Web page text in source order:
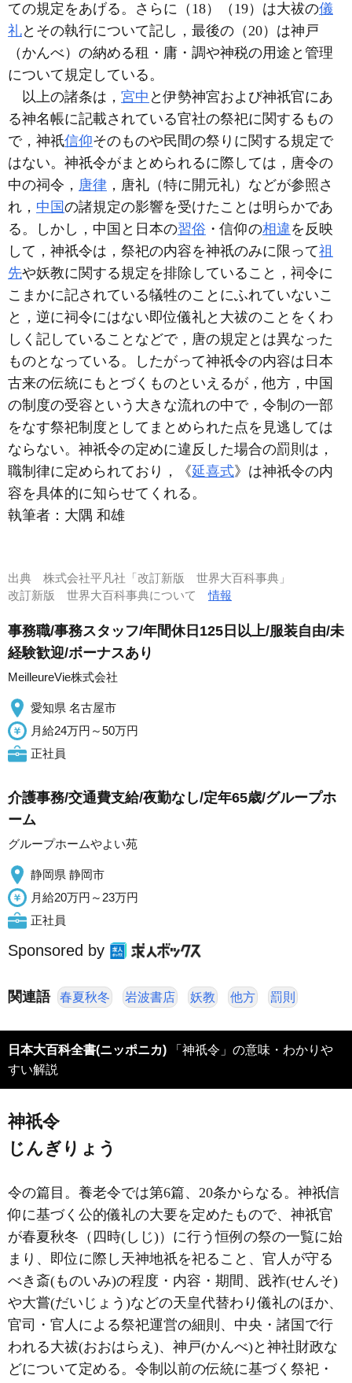
ての規定をあげる。さらに（18）（19）は大祓の儀
礼とその執行について記し，最後の（20）は神戸
（かんべ）の納める租・庸・調や神税の用途と管理
について規定している。
以上の諸条は， 宮中 と伊勢神宮および神祇官にあ
る神名帳に記載されている官社の祭祀に関するもの
で，神祇信仰そのものや民間の祭りに関する規定で
はない。神祇令がまとめられるに際しては，唐令の
中の祠令， 唐律 ，唐礼（特に開元礼）などが参照さ
れ， 中国の諸規定の影響を受けたことは明らかであ
る。しかし，中国と日本の習俗 ・信仰の相違を反映
して，神祇令は，祭祀の内容を神祇のみに限って祖
先や妖教に関する規定を排除していること，祠令に
こまかに記されている犠牲のことにふれていないこ
と，逆に祠令にはない即位儀礼と大祓のことをくわ
しく記していることなどで，唐の規定とは異なった
ものとなっている。したがって神祇令の内容は日本
古来の伝統にもとづくものといえるが，他方，中国
の制度の受容という大きな流れの中で，令制の一部
をなす祭祀制度としてまとめられた点を見逃しては
ならない。神祇令の定めに違反した場合の罰則は，
職制律に定められており，《延喜式》は神祇令の内
容を具体的に知らせてくれる。
執筆者： 大隅 和雄
出典 株式会社平凡社「改訂新版 世界大百科事典」
改訂新版 世界大百科事典について情報
事務職/事務スタッフ/年間休日125日以上/服装自由/未
経験歓迎/ボーナスあり
MeilleureVie株式会社
愛知県 名古屋市
月給24万円～50万円
正社員
介護事務/交通費支給/夜勤なし/定年65歳/グループホ
ーム
グループホームやよい苑
静岡県 静岡市
月給20万円～23万円
正社員
Sponsored by
関連語 春夏秋冬 岩波書店 妖教 他方 罰則
日本大百科全書(ニッポニカ) 「神祇令」の意味・わかりや
すい解説
神祇令
じんぎりょう
令の篇目。養老令では第6篇、20条からなる。神祇信
仰に基づく公的儀礼の大要を定めたもので、神祇官
が春夏秋冬（四時(しじ)）に行う恒例の祭の一覧に始
まり、即位に際し天神地祇を祀ること、官人が守る
べき斎(ものいみ)の程度・内容・期間、践祚(せんそ)
や大嘗(だいじょう)などの天皇代替わり儀礼のほか、
官司・官人による祭祀運営の細則、中央・諸国で行
われる大祓(おおはらえ)、神戸(かんべ)と神社財政な
どについて定める。令制以前の伝統に基づく祭祀・